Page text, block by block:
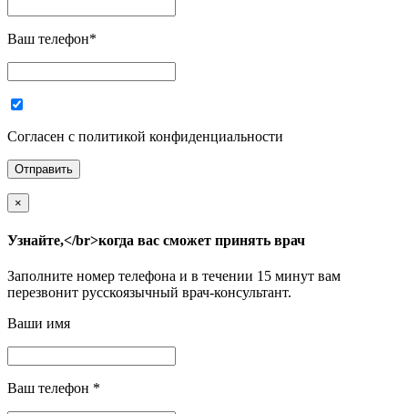
Ваш телефон*
Согласен с политикой конфиденциальности
×
Узнайте,</br>когда вас сможет принять врач
Заполните номер телефона и в течении 15 минут вам
перезвонит русскоязычный врач-консультант.
Ваши имя
Ваш телефон *